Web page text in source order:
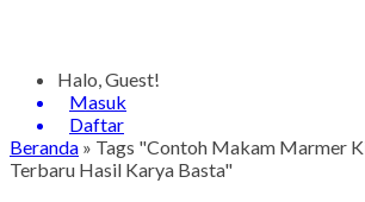
Halo, Guest!
Masuk
Daftar
Beranda » Tags "Contoh Makam Marmer
Terbaru Hasil Karya Basta"